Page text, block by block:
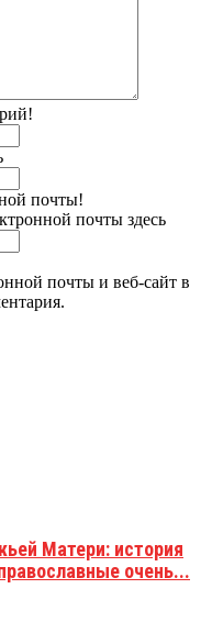
почты!
почты здесь
почты и веб-сайт в
Матери: история
очень...